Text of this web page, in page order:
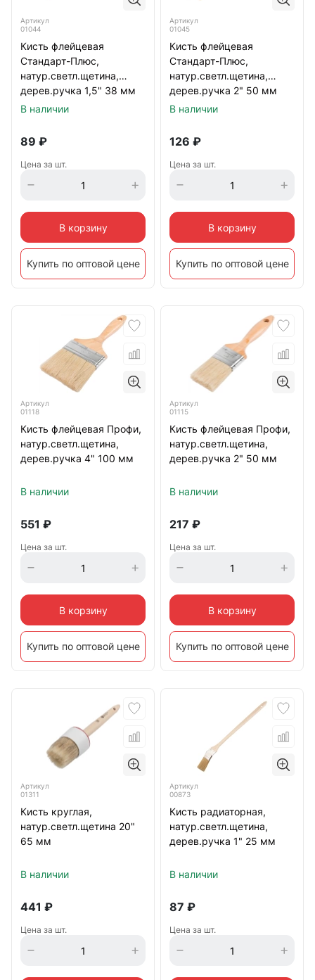
Артикул
01044
Кисть флейцевая
Стандарт-Плюс,
натур.светл.щетина,
дерев.ручка 1,5" 38 мм
В наличии
89 ₽
Цена за шт.
В корзину
Купить по оптовой цене
Артикул
01045
Кисть флейцевая
Стандарт-Плюс,
натур.светл.щетина,
дерев.ручка 2" 50 мм
В наличии
126 ₽
Цена за шт.
В корзину
Купить по оптовой цене
Артикул
01118
Кисть флейцевая Профи,
натур.светл.щетина,
дерев.ручка 4" 100 мм
В наличии
551 ₽
Цена за шт.
В корзину
Купить по оптовой цене
Артикул
01115
Кисть флейцевая Профи,
натур.светл.щетина,
дерев.ручка 2" 50 мм
В наличии
217 ₽
Цена за шт.
В корзину
Купить по оптовой цене
Артикул
01311
Кисть круглая,
натур.светл.щетина 20"
65 мм
В наличии
441 ₽
Цена за шт.
Артикул
00873
Кисть радиаторная,
натур.светл.щетина,
дерев.ручка 1" 25 мм
В наличии
87 ₽
Цена за шт.